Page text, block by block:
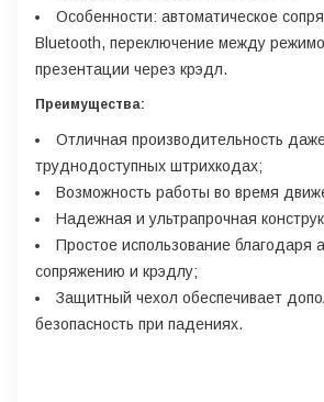
Особенности: автоматическое
Bluetooth, переключение между
презентации через крэдл.
Преимущества:
Отличная производительность
труднодоступных штрихкодах;
Возможность работы во время
Надежная и ультрапрочная
Простое использование благодаря
сопряжению и крэдлу;
Защитный чехол обеспечивает
безопасность при падениях.